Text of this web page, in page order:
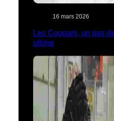
16 mars 2026
Les Cougars, un pas
ultime